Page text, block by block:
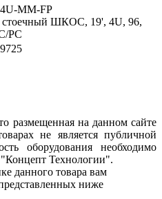
MM-FP
стоечный ШКОС, 19', 4U, 96,
PC
размещенная на данном сайте
не является публичной
оборудования необходимо
Технологии".
данного товара вам
ниже